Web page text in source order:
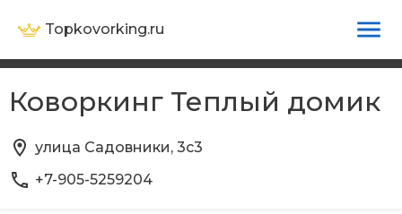
Topkovorking.ru
Коворкинг Теплый домик
улица Садовники, 3с3
+7-905-5259204